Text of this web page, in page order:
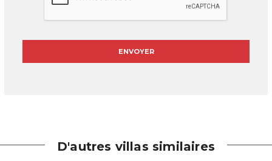
D'autres villas similaires